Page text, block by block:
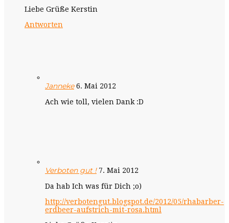
Liebe Grüße Kerstin
Antworten
Janneke 6. Mai 2012
Ach wie toll, vielen Dank :D
Verboten gut ! 7. Mai 2012
Da hab Ich was für Dich ;o)
http://verbotengut.blogspot.de/2012/05/rhabarber-
erdbeer-aufstrich-mit-rosa.html